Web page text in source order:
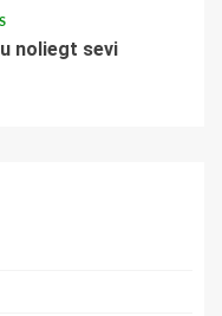
noliegt sevi